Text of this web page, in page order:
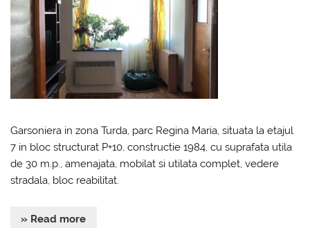
Garsoniera in zona Turda, parc Regina Maria, situata la etajul
7 in bloc structurat P+10, constructie 1984, cu suprafata utila
de 30 m.p., amenajata, mobilat si utilata complet, vedere
stradala, bloc reabilitat.
» Read more